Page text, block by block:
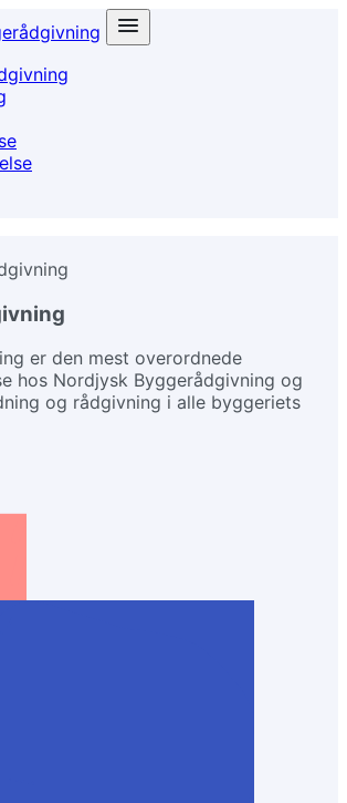
er den mest overordnede
hos Nordjysk Byggerådgivning og
og rådgivning i alle byggeriets